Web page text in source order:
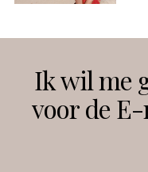
Instagram
Ik wil me
voor de